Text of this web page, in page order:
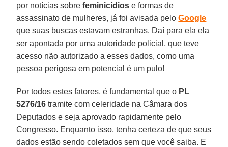
por notícias sobrefeminicídios e formas de
assassinato de mulheres, já foi avisada peloGoogle
que suas buscas estavam estranhas. Daí para ela ela
ser apontada por uma autoridade policial, que teve
acesso não autorizado a esses dados, como uma
pessoa perigosa em potencial é um pulo!
Por todos estes fatores, é fundamental que o PL
5276/16 tramite com celeridade na Câmara dos
Deputados e seja aprovado rapidamente pelo
Congresso. Enquanto isso, tenha certeza de que seus
dados estão sendo coletados sem que você saiba. E